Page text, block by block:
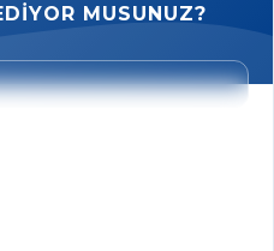
MUSUNUZ?